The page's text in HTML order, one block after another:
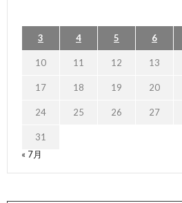
3 4 5 6
10 11 12 13
17 18 19 20
24 25 26 27
31
« 7月